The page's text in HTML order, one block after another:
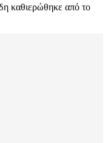
καθιερώθηκε από το